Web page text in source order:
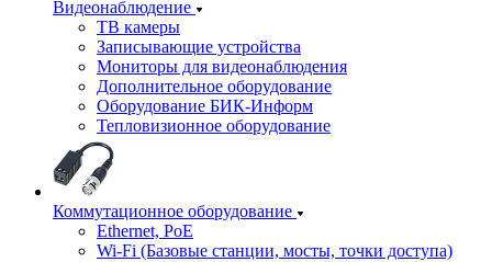
Видеонаблюдение
ТВ камеры
Записывающие устройства
Мониторы для видеонаблюдения
Дополнительное оборудование
Оборудование БИК-Информ
Тепловизионное оборудование
Коммутационное оборудование
Ethernet, PoE
Wi-Fi (Базовые станции, мосты, точки доступа)